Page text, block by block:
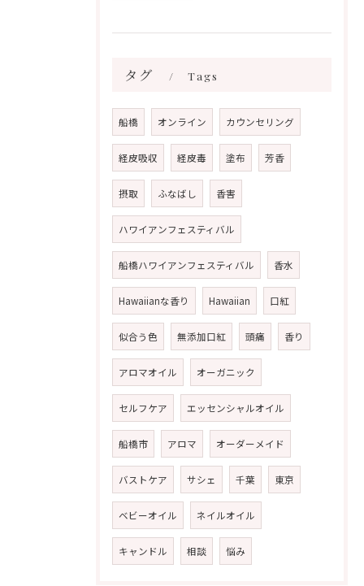
タグ Tags
船橋 オンライン カウンセリング
経皮吸収 経皮毒 塗布 芳香
摂取 ふなばし 香害
ハワイアンフェスティバル
船橋ハワイアンフェスティバル 香水
Hawaiianな香り Hawaiian 口紅
似合う色 無添加口紅 頭痛 香り
アロマオイル オーガニック
セルフケア エッセンシャルオイル
船橋市 アロマ オーダーメイド
バストケア サシェ 千葉 東京
ベビーオイル ネイルオイル
キャンドル 相談 悩み